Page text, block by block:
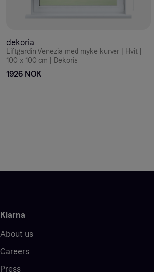
dekoria
Liftgardin Venezia med myke kurver | Hvit |
100 x 100 cm | Dekoria
1926 NOK
Klarna
About us
Careers
Press